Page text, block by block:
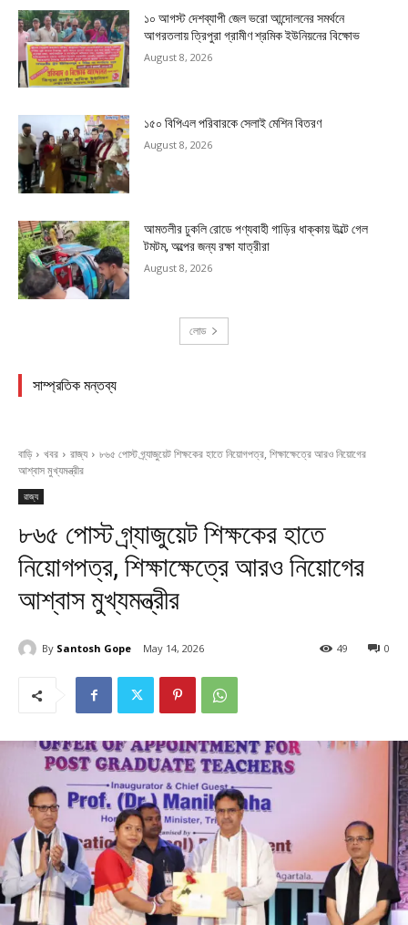
১০ আগস্ট দেশব্যাপী জেল ভরো আন্দোলনের সমর্থনে
আগরতলায় ত্রিপুরা গ্রামীণ শ্রমিক ইউনিয়নের বিক্ষোভ
August 8, 2026
১৫০ বিপিএল পরিবারকে সেলাই মেশিন বিতরণ
August 8, 2026
আমতলীর ঢুকলি রোডে পণ্যবাহী গাড়ির ধাক্কায় উল্টে গেল
টমটম, অল্পের জন্য রক্ষা যাত্রীরা
August 8, 2026
লোড
সাম্প্রতিক মন্তব্য